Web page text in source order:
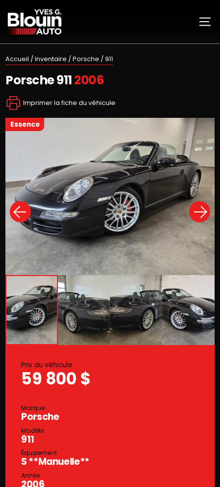
Accueil / Inventaire / Porsche / 911
Porsche9112006
Imprimer la fiche du véhicule
essence
Prix du véhicule
59 800 $
Marque
Porsche
Modèle
911
Équipement
S **Manuelle**
Année
2006